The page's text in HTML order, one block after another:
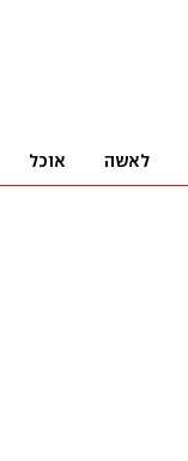
לאשה אוכל